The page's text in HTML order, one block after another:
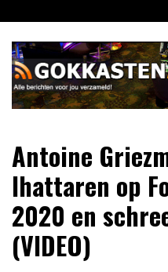
naar
inhoud
Gokkasten
voor jou verzameld
Antoine
Ihattaren op
2020 en
(VIDEO)